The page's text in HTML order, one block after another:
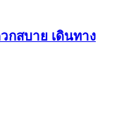
กสบาย เดินทาง